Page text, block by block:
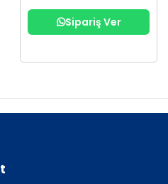
Sipariş Ver